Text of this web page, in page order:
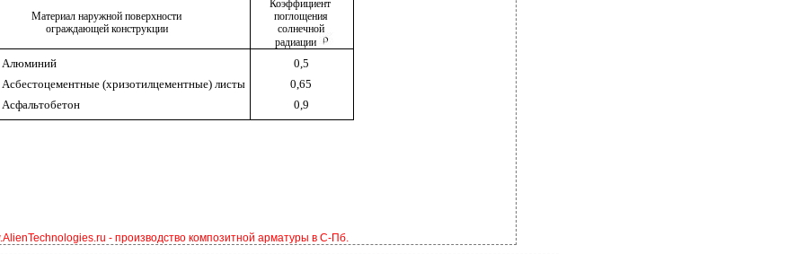
Коэффициент
Материал наружной поверхности
поглощения
ограждающей конструкции
солнечной
радиации
Алюминий
0,5
Асбестоцементные (хризотилцементные) листы
0,65
Асфальтобетон 0,9
- производство композитной арматуры в С-Пб.